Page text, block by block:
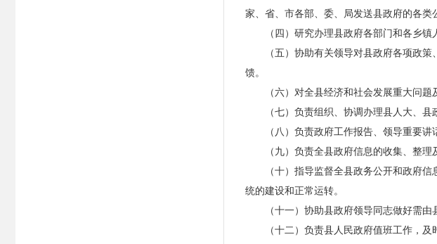
家、省、市各部、委、局发送县政府的各类
（四）研究办理县政府各部门和各乡
（五）协助有关领导对县政府各项政
馈。
（六）对全县经济和社会发展重大问
（七）负责组织、协调办理县人大、县
（八）负责政府工作报告、领导重要讲
（九）负责全县政府信息的收集、整
（十）指导监督全县政务公开和政府
统的建设和正常运转。
（十一）协助县政府领导同志做好需
（十二）负责县人民政府值班工作，